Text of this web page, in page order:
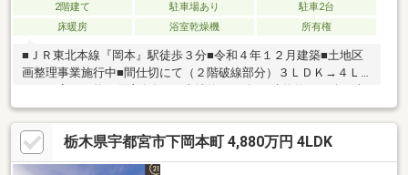
2階建て 駐車場あり
駐車2台
床暖房
浴室乾燥機 所有権
■ＪＲ東北本線『岡本』駅徒歩３分■令和４年１２月建築■土地区
画整理事業施行中■間仕切にて（２階破線部分）３ＬＤＫ→４Ｌ
東側道路に面す■ＬＤＫ約26.8帖◆◇◆充実の設備◆◇◆・陶板
外壁「ベルバーン」・太陽光発電システム（6.30KW）・エネファ
ーム・アイランドキッチン・食器洗乾燥機・床暖房（ＬＤ）・天
井埋込型空気清浄機「エアミー」・電動シャッター・電動シャッ
栃木県宇都宮市下岡本町 4,880万円 4LDK